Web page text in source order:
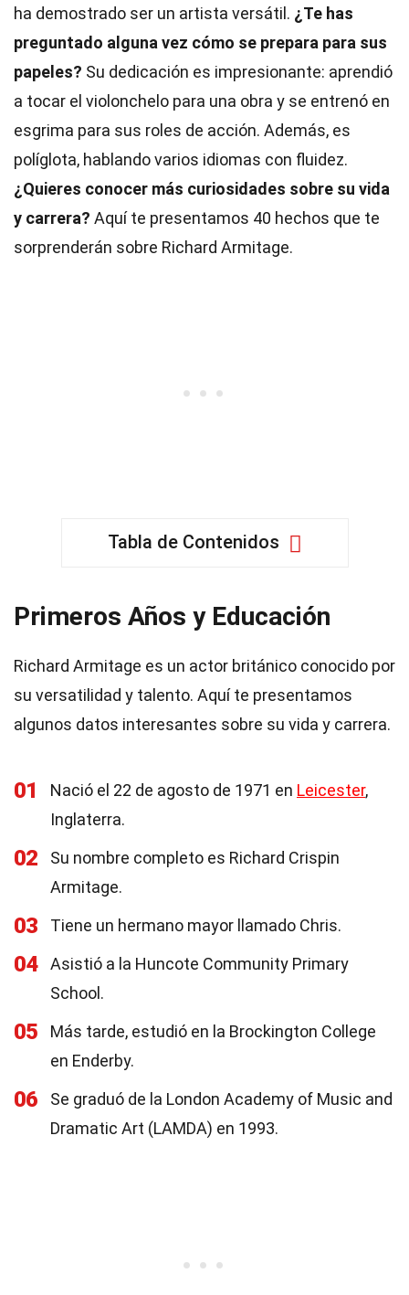
ha demostrado ser un artista versátil. ¿Te has
preguntado alguna vez cómo se prepara para sus
papeles? Su dedicación es impresionante: aprendió
a tocar el violonchelo para una obra y se entrenó en
esgrima para sus roles de acción. Además, es
políglota, hablando varios idiomas con fluidez.
¿Quieres conocer más curiosidades sobre su vida
y carrera? Aquí te presentamos 40 hechos que te
sorprenderán sobre Richard Armitage.
Tabla de Contenidos
Primeros Años y Educación
Richard Armitage es un actor británico conocido por
su versatilidad y talento. Aquí te presentamos
algunos datos interesantes sobre su vida y carrera.
01 Nació el 22 de agosto de 1971 en Leicester,
Inglaterra.
02
Su nombre completo es Richard Crispin
Armitage.
03 Tiene un hermano mayor llamado Chris.
04
Asistió a la Huncote Community Primary
School.
05
Más tarde, estudió en la Brockington College
en Enderby.
06
Se graduó de la London Academy of Music and
Dramatic Art (LAMDA) en 1993.